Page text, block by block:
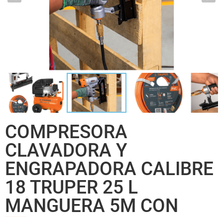
COMPRESORA
CLAVADORA Y
ENGRAPADORA CALIBRE
18 TRUPER 25 L
MANGUERA 5M CON